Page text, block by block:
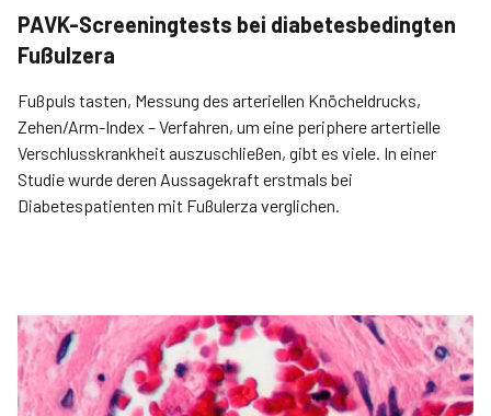
PAVK-Screeningtests bei diabetesbedingten
Fußulzera
Fußpuls tasten, Messung des arteriellen Knöcheldrucks,
Zehen/Arm-Index – Verfahren, um eine periphere artertielle
Verschlusskrankheit auszuschließen, gibt es viele. In einer
Studie wurde deren Aussagekraft erstmals bei
Diabetespatienten mit Fußulerza verglichen.